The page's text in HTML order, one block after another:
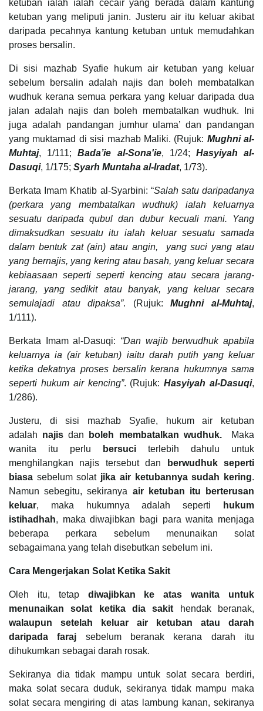
ketuban ialah ialah cecair yang berada dalam kantung
ketuban yang meliputi janin. Justeru air itu keluar akibat
daripada pecahnya kantung ketuban untuk memudahkan
proses bersalin.
Di sisi mazhab Syafie hukum air ketuban yang keluar
sebelum bersalin adalah najis dan boleh membatalkan
wudhuk kerana semua perkara yang keluar daripada dua
jalan adalah najis dan boleh membatalkan wudhuk. Ini
juga adalah pandangan jumhur ulama’ dan pandangan
yang muktamad di sisi mazhab Maliki. (Rujuk: Mughni al-
Muhtaj, 1/111;Bada’ie al-Sona'ie, 1/24; Hasyiyah al-
Dasuqi, 1/175; Syarh Muntaha al-Iradat, 1/73).
Berkata Imam Khatib al-Syarbini: “Salah satu daripadanya
(perkara yang membatalkan wudhuk) ialah keluarnya
sesuatu daripada qubul dan dubur kecuali mani. Yang
dimaksudkan sesuatu itu ialah keluar sesuatu samada
dalam bentuk zat (ain) atau angin, yang suci yang atau
yang bernajis, yang kering atau basah, yang keluar secara
kebiaasaan seperti seperti kencing atau secara jarang-
jarang, yang sedikit atau banyak, yang keluar secara
semulajadi atau dipaksa”. (Rujuk:Mughni al-Muhtaj,
1/111).
Berkata Imam al-Dasuqi: “Dan wajib berwudhuk apabila
keluarnya ia (air ketuban) iaitu darah putih yang keluar
ketika dekatnya proses bersalin kerana hukumnya sama
seperti hukum air kencing”. (Rujuk:Hasyiyah al-Dasuqi,
1/286).
Justeru, di sisi mazhab Syafie, hukum air ketuban
adalah najisdan boleh membatalkan wudhuk.Maka
wanita itu perlu
bersuci terlebih dahulu untuk
menghilangkan najis tersebut dan berwudhuk seperti
biasa sebelum solatjika air ketubannya sudah kering.
Namun sebegitu, sekiranya air ketuban itu berterusan
keluar, maka hukumnya adalah seperti hukum
istihadhah, maka diwajibkan bagi para wanita menjaga
beberapa perkara sebelum menunaikan solat
sebagaimana yang telah disebutkan sebelum ini.
Cara Mengerjakan Solat Ketika Sakit
Oleh itu, tetap diwajibkan ke atas wanita untuk
menunaikan solat ketika dia sakit hendak beranak,
walaupun setelah keluar air ketuban atau darah
daripada faraj sebelum beranak kerana darah itu
dihukumkan sebagai darah rosak.
Sekiranya dia tidak mampu untuk solat secara berdiri,
maka solat secara duduk, sekiranya tidak mampu maka
solat secara mengiring di atas lambung kanan, sekiranya